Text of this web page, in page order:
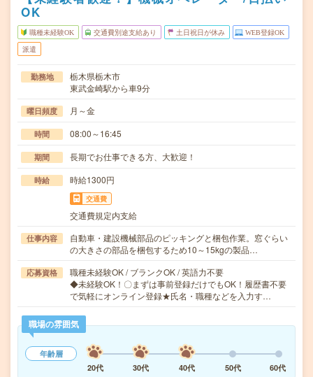
OK
職種未経験OK 交通費別途支給あり 土日祝日が休み WEB登録OK
派遣
勤務地
栃木県栃木市
東武金崎駅から車9分
曜日頻度 月～金
時間 08:00～16:45
期間 長期でお仕事できる方、大歓迎！
時給 時給1300円
交通費
交通費規定内支給
仕事内容
自動車・建設機械部品のピッキングと梱包作業。窓ぐらい
の大きさの部品を梱包するため10～15kgの製品…
応募資格
職種未経験OK / ブランクOK / 英語力不要
◆未経験OK！〇まずは事前登録だけでもOK！履歴書不要
で気軽にオンライン登録★氏名・職種などを入力す…
職場の雰囲気
年齢層
20代
30代 40代 50代 60代